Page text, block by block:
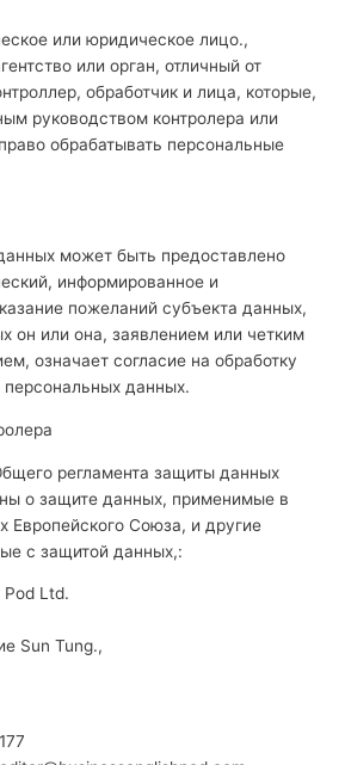
или юридическое лицо.,
или орган, отличный от
обработчик и лица, которые,
руководством контролера или
обрабатывать персональные
может быть предоставлено
информированное и
пожеланий субъекта данных,
он или она, заявлением или четким
означает согласие на обработку
данных.
регламента защиты данных
о защите данных, применимые в
Европейского Союза, и другие
с защитой данных,:
Pod Ltd.
Sun Tung.,